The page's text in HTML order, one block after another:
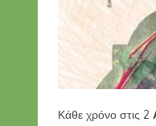
Κάθε χρόνο στις 2